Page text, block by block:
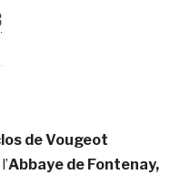
de Vougeot
l’Abbaye de Fontenay,